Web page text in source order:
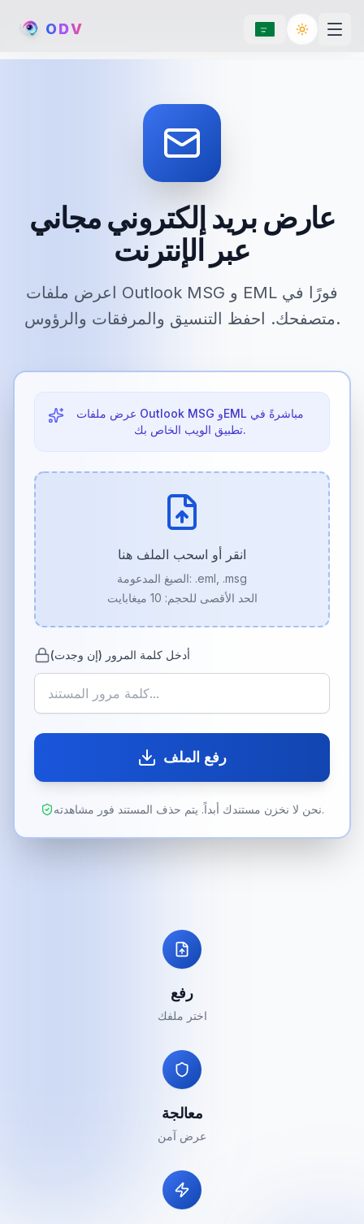
ODV Toggle
عارض بريد إلكتروني مجاني
عبر الإنترنت
اعرض ملفات Outlook MSG و EML فورًا في
متصفحك. احفظ التنسيق والمرفقات والرؤوس.
عرض ملفات Outlook MSG وEML مباشرةً في
تطبيق الويب الخاص بك.
انقر أو اسحب الملف هنا
الصيغ المدعومة: .eml, .msg
الحد الأقصى للحجم: 10 ميغابايت
أدخل كلمة المرور (إن وجدت)
رفع الملف
نحن لا نخزن مستندك أبداً. يتم حذف المستند فور مشاهدته.
رفع
اختر ملفك
معالجة
عرض آمن